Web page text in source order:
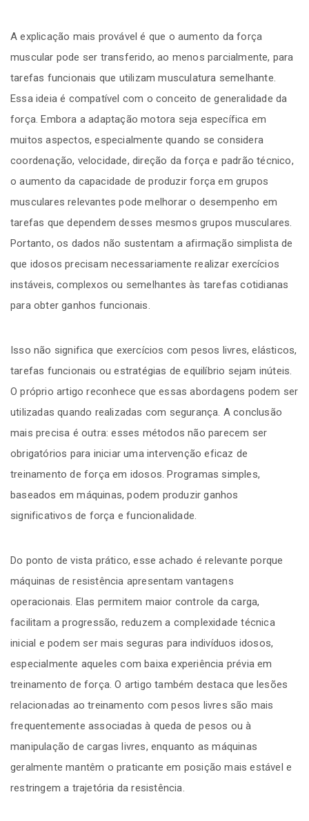
A explicação mais provável é que o aumento da força
muscular pode ser transferido, ao menos parcialmente, para
tarefas funcionais que utilizam musculatura semelhante.
Essa ideia é compatível com o conceito de generalidade da
força. Embora a adaptação motora seja específica em
muitos aspectos, especialmente quando se considera
coordenação, velocidade, direção da força e padrão técnico,
o aumento da capacidade de produzir força em grupos
musculares relevantes pode melhorar o desempenho em
tarefas que dependem desses mesmos grupos musculares.
Portanto, os dados não sustentam a afirmação simplista de
que idosos precisam necessariamente realizar exercícios
instáveis, complexos ou semelhantes às tarefas cotidianas
para obter ganhos funcionais.
Isso não significa que exercícios com pesos livres, elásticos,
tarefas funcionais ou estratégias de equilíbrio sejam inúteis.
O próprio artigo reconhece que essas abordagens podem ser
utilizadas quando realizadas com segurança. A conclusão
mais precisa é outra: esses métodos não parecem ser
obrigatórios para iniciar uma intervenção eficaz de
treinamento de força em idosos. Programas simples,
baseados em máquinas, podem produzir ganhos
significativos de força e funcionalidade.
Do ponto de vista prático, esse achado é relevante porque
máquinas de resistência apresentam vantagens
operacionais. Elas permitem maior controle da carga,
facilitam a progressão, reduzem a complexidade técnica
inicial e podem ser mais seguras para indivíduos idosos,
especialmente aqueles com baixa experiência prévia em
treinamento de força. O artigo também destaca que lesões
relacionadas ao treinamento com pesos livres são mais
frequentemente associadas à queda de pesos ou à
manipulação de cargas livres, enquanto as máquinas
geralmente mantêm o praticante em posição mais estável e
restringem a trajetória da resistência.